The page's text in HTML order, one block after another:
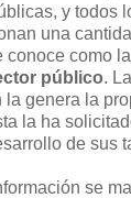
y todos
una
conoce como la
público.
la genera la
la ha
de sus
se